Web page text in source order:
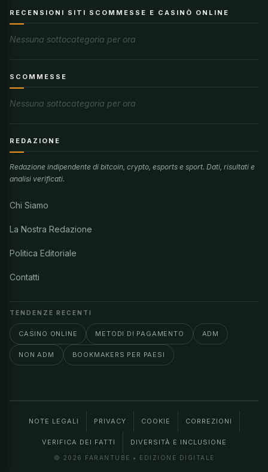
RECENSIONI SITI SCOMMESSE E CASINÒ ONLINE
Nessuna sottocategoria per ora
SCOMMESSE
Nessuna sottocategoria per ora
REDAZIONE
Redazione indipendente di bitcoin, crypto, esports e sport. Dati, risultati e
analisi verificati.
Chi Siamo
La Nostra Redazione
Politica Editoriale
Contatti
TENDENZE RECENTI
CASINO ONLINE METODI DI PAGAMENTO ADM
NON ADM BOOKMAKERS PER PAESI
NOTE LEGALI PRIVACY COOKIE CORREZIONI
VERIFICA DEI FATTI DIVERSITÀ E INCLUSIONE
© 2026 FARANTUBE • EDIZIONE DIGITALE